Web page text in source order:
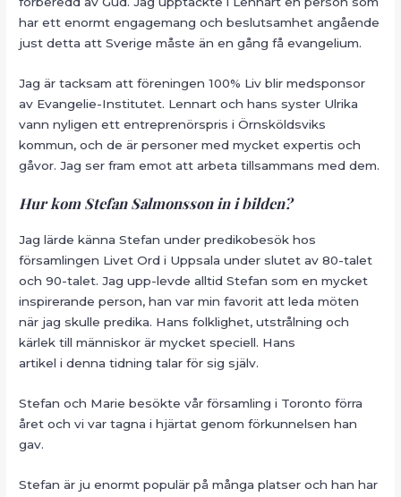
har ett enormt engagemang och beslutsamhet angående
just detta att Sverige måste än en gång få evangelium.
Jag är tacksam att föreningen 100% Liv blir medsponsor
av Evangelie-Institutet. Lennart och hans syster Ulrika
vann nyligen ett entreprenörspris i Örnsköldsviks
kommun, och de är personer med mycket expertis och
gåvor. Jag ser fram emot att arbeta tillsammans med dem.
Hur kom Stefan Salmonsson in i bilden?
Jag lärde känna Stefan under predikobesök hos
församlingen Livet Ord i Uppsala under slutet av 80-talet
och 90-talet. Jag upp-levde alltid Stefan som en mycket
inspirerande person, han var min favorit att leda möten
när jag skulle predika. Hans folklighet, utstrålning och
kärlek till människor är mycket speciell. Hans
artikel i denna tidning talar för sig själv.
Stefan och Marie besökte vår församling i Toronto förra
året och vi var tagna i hjärtat genom förkunnelsen han
gav.
Stefan är ju enormt populär på många platser och han har